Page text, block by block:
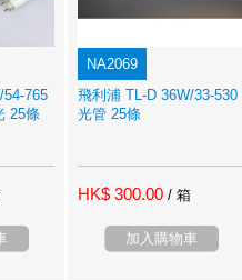
54-765
25條
NA2069
飛利浦 TL-D 36W/33-530
光管 25條
HK$ 300.00 / 箱
加入購物車